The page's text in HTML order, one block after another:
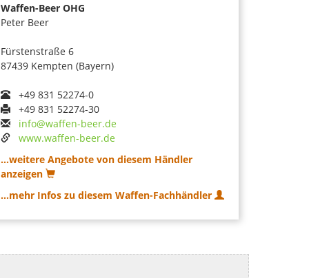
Waffen-Beer OHG
Peter Beer
Fürstenstraße 6
87439 Kempten (Bayern)
+49 831 52274-0
+49 831 52274-30
info@waffen-beer.de
www.waffen-beer.de
...weitere Angebote von diesem Händler
anzeigen
...mehr Infos zu diesem Waffen-Fachhändler